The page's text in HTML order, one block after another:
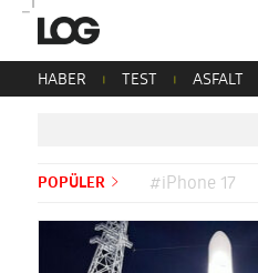
HABER TEST ASFALT
POPÜLER #iPhone 17